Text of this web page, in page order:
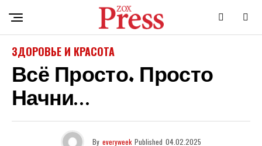
ЗДОРОВЬЕ И КРАСОТА
Всё Просто. Просто
Начни…
By everyweek Published 04.02.2025